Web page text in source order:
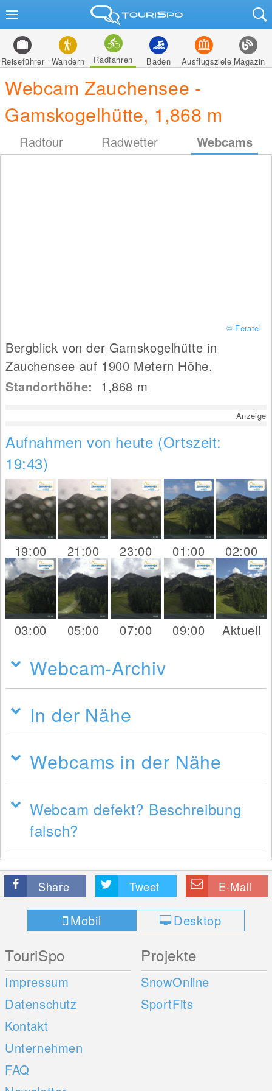
Reiseführer Wandern Radfahren Baden Ausflugsziele Magazin
Webcam Zauchensee -
Gamskogelhütte, 1,868 m
Radtour Radwetter Webcams
© Feratel
Bergblick von der Gamskogelhütte in
Zauchensee auf 1900 Metern Höhe.
Standorthöhe: 1,868 m
Anzeige
Aufnahmen von heute (Ortszeit:
19:43)
19:00 21:00 23:00 01:00 02:00
03:00 05:00 07:00 09:00 Aktuell
Webcam-Archiv
In der Nähe
Webcams in der Nähe
Webcam defekt? Beschreibung
falsch?
Share Tweet E-Mail
Mobil Desktop
TouriSpo
Impressum
Datenschutz
Kontakt
Unternehmen
FAQ
Projekte
SnowOnline
SportFits